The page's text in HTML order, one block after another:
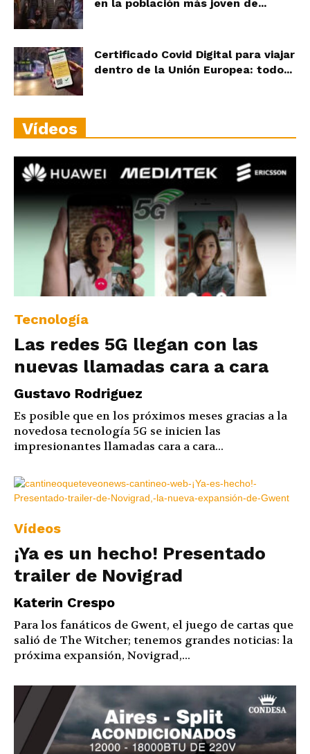
en la población más joven de...
Certificado Covid Digital para viajar
dentro de la Unión Europea: todo...
Vídeos
Tecnología
Las redes 5G llegan con las
nuevas llamadas cara a cara
Gustavo Rodriguez
Es posible que en los próximos meses gracias a la
novedosa tecnología 5G se inicien las
impresionantes llamadas cara a cara...
Vídeos
¡Ya es un hecho! Presentado
trailer de Novigrad
Katerin Crespo
Para los fanáticos de Gwent, el juego de cartas que
salió de The Witcher; tenemos grandes noticias: la
próxima expansión, Novigrad,...